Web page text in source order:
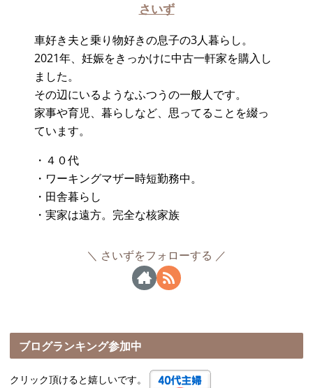
さいず
車好き夫と乗り物好きの息子の3人暮らし。
2021年、妊娠をきっかけに中古一軒家を購入し
ました。
その辺にいるようなふつうの一般人です。
家事や育児、暮らしなど、思ってることを綴っ
ています。
・４０代
・ワーキングマザー時短勤務中。
・田舎暮らし
・実家は遠方。完全な核家族
さいずをフォローする
ブログランキング参加中
クリック頂けると嬉しいです。